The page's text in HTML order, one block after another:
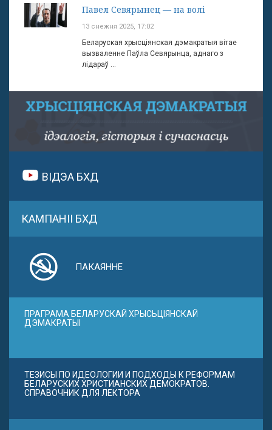
Павел Севярынец — на волі
13 снежня 2025, 17:02
Беларуская хрысціянская дэмакратыя вітае
вызваленне Паўла Севярынца, аднаго з
лідараў ...
ВІДЭА БХД
КАМПАНІІ БХД
ПАКАЯННЕ
ПРАГРАМА БЕЛАРУСКАЙ ХРЫСЬЦІЯНСКАЙ
ДЭМАКРАТЫІ
ТЕЗИСЫ ПО ИДЕОЛОГИИ И ПОДХОДЫ К РЕФОРМАМ
БЕЛАРУСКИХ ХРИСТИАНСКИХ ДЕМОКРАТОВ.
СПРАВОЧНИК ДЛЯ ЛЕКТОРА